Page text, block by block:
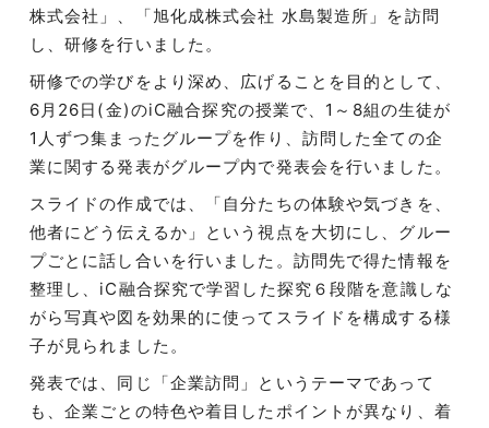
株式会社」、「旭化成株式会社 水島製造所」を訪問
し、研修を行いました。
研修での学びをより深め、広げることを目的として、
6月26日(金)のiC融合探究の授業で、1～8組の生徒が
1人ずつ集まったグループを作り、訪問した全ての企
業に関する発表がグループ内で発表会を行いました。
スライドの作成では、「自分たちの体験や気づきを、
他者にどう伝えるか」という視点を大切にし、グルー
プごとに話し合いを行いました。訪問先で得た情報を
整理し、iC融合探究で学習した探究６段階を意識しな
がら写真や図を効果的に使ってスライドを構成する様
子が見られました。
発表では、同じ「企業訪問」というテーマであって
も、企業ごとの特色や着目したポイントが異なり、着